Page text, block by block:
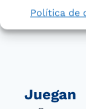
Política de
Juegan